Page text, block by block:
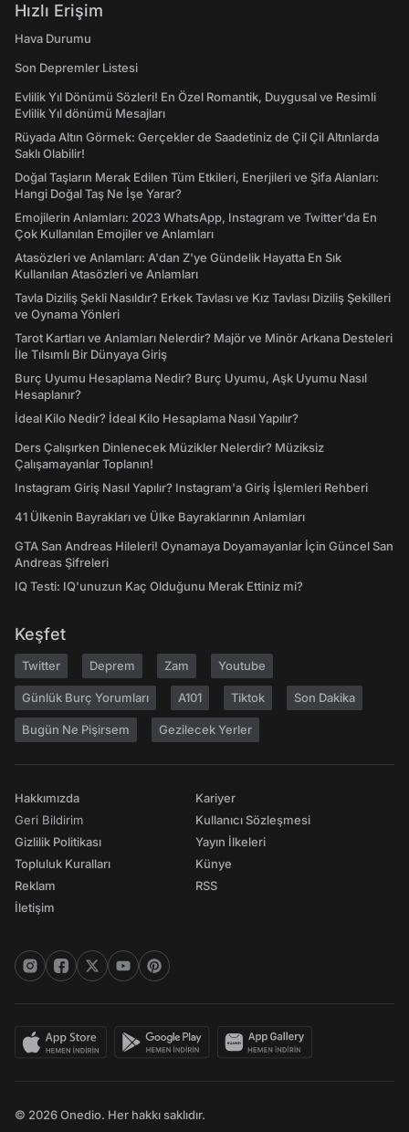
Hızlı Erişim
Hava Durumu
Son Depremler Listesi
Evlilik Yıl Dönümü Sözleri! En Özel Romantik, Duygusal ve Resimli
Evlilik Yıl dönümü Mesajları
Rüyada Altın Görmek: Gerçekler de Saadetiniz de Çil Çil Altınlarda
Saklı Olabilir!
Doğal Taşların Merak Edilen Tüm Etkileri, Enerjileri ve Şifa Alanları:
Hangi Doğal Taş Ne İşe Yarar?
Emojilerin Anlamları: 2023 WhatsApp, Instagram ve Twitter'da En
Çok Kullanılan Emojiler ve Anlamları
Atasözleri ve Anlamları: A'dan Z'ye Gündelik Hayatta En Sık
Kullanılan Atasözleri ve Anlamları
Tavla Diziliş Şekli Nasıldır? Erkek Tavlası ve Kız Tavlası Diziliş Şekilleri
ve Oynama Yönleri
Tarot Kartları ve Anlamları Nelerdir? Majör ve Minör Arkana Desteleri
İle Tılsımlı Bir Dünyaya Giriş
Burç Uyumu Hesaplama Nedir? Burç Uyumu, Aşk Uyumu Nasıl
Hesaplanır?
İdeal Kilo Nedir? İdeal Kilo Hesaplama Nasıl Yapılır?
Ders Çalışırken Dinlenecek Müzikler Nelerdir? Müziksiz
Çalışamayanlar Toplanın!
Instagram Giriş Nasıl Yapılır? Instagram'a Giriş İşlemleri Rehberi
41 Ülkenin Bayrakları ve Ülke Bayraklarının Anlamları
GTA San Andreas Hileleri! Oynamaya Doyamayanlar İçin Güncel San
Andreas Şifreleri
IQ Testi: IQ'unuzun Kaç Olduğunu Merak Ettiniz mi?
Keşfet
Twitter Deprem Zam Youtube
Günlük Burç Yorumları A101 Tiktok Son Dakika
Bugün Ne Pişirsem Gezilecek Yerler
Hakkımızda
Geri Bildirim
Gizlilik Politikası
Topluluk Kuralları
Reklam
İletişim
Kariyer
Kullanıcı Sözleşmesi
Yayın İlkeleri
Künye
RSS
© 2026 Onedio. Her hakkı saklıdır.